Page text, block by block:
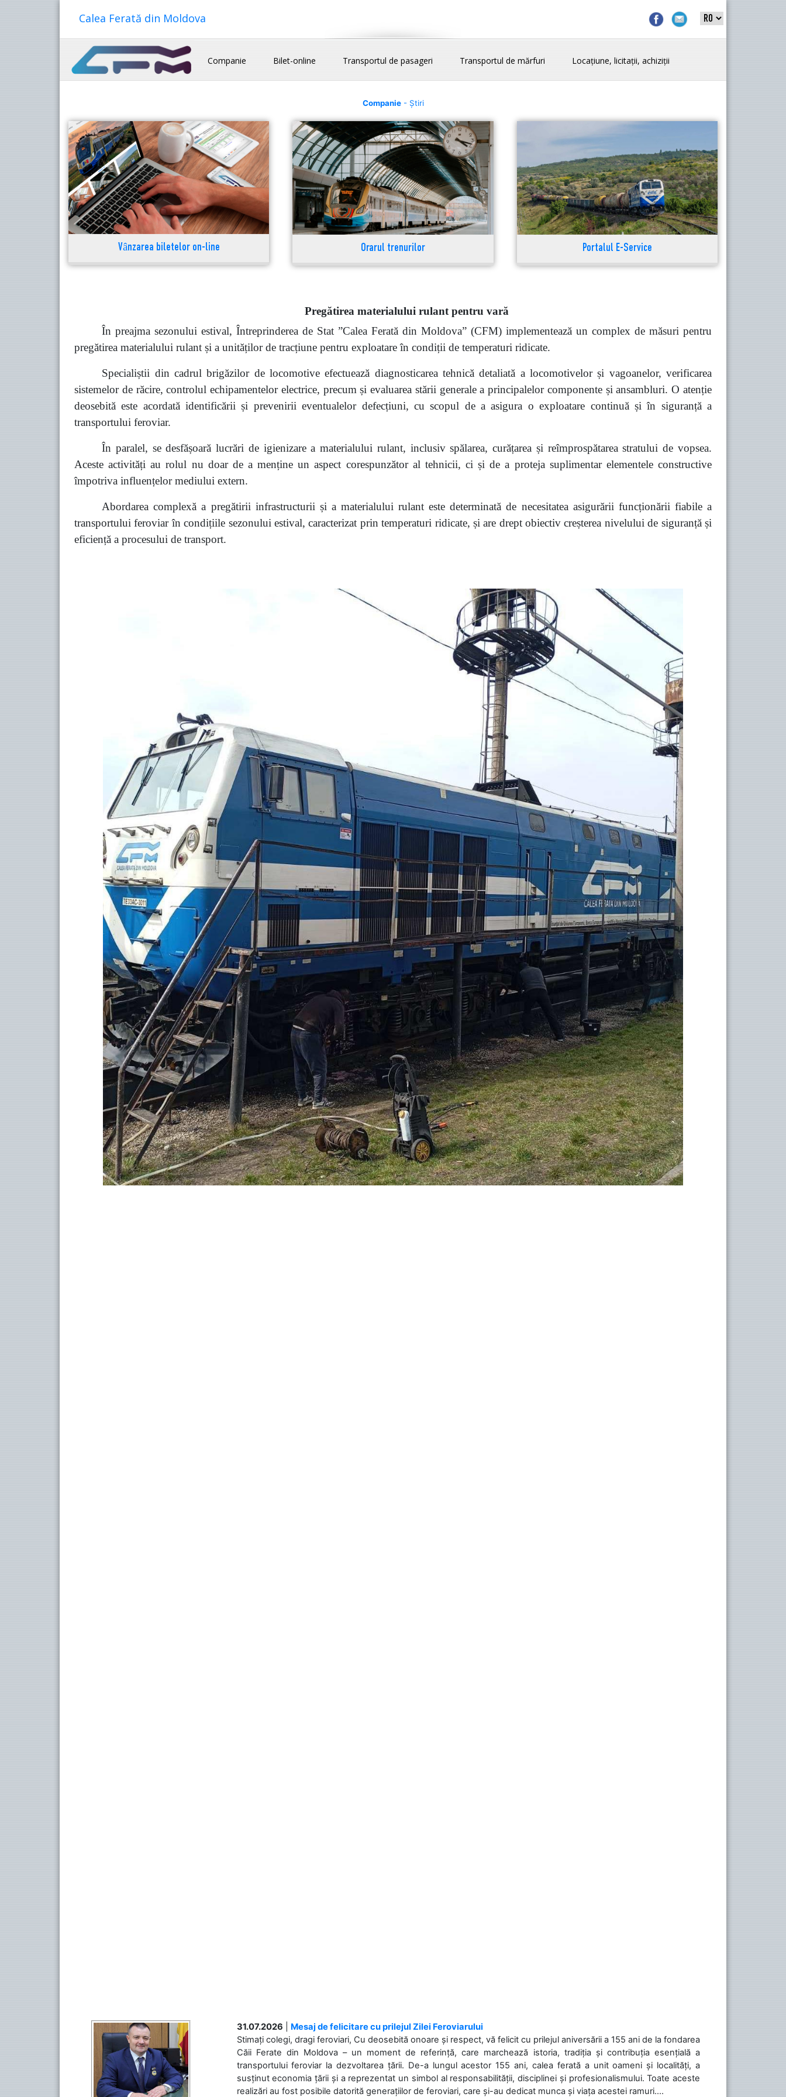
Calea Ferată din Moldova
Companie Bilet-online Transportul de pasageri Transportul de mărfuri Locațiune, licitații, achiziții
Companie- Știri
Vânzarea biletelor on-line Orarul trenurilor Portalul E-Service
Pregătirea materialului rulant pentru vară
În preajma sezonului estival, Întreprinderea de Stat ”Calea Ferată din Moldova” (CFM) implementează un complex de măsuri pentru
pregătirea materialului rulant și a unităților de tracțiune pentru exploatare în condiții de temperaturi ridicate.
Specialiștii din cadrul brigăzilor de locomotive efectuează diagnosticarea tehnică detaliată a locomotivelor și vagoanelor, verificarea
sistemelor de răcire, controlul echipamentelor electrice, precum și evaluarea stării generale a principalelor componente și ansambluri. O atenție
deosebită este acordată identificării și prevenirii eventualelor defecțiuni, cu scopul de a asigura o exploatare continuă și în siguranță a
transportului feroviar.
În paralel, se desfășoară lucrări de igienizare a materialului rulant, inclusiv spălarea, curățarea și reîmprospătarea stratului de vopsea.
Aceste activități au rolul nu doar de a menține un aspect corespunzător al tehnicii, ci și de a proteja suplimentar elementele constructive
împotriva influențelor mediului extern.
Abordareacomplexă a pregătirii infrastructurii și a materialului rulant este determinată de necesitatea asigurării funcționării fiabile a
transportului feroviar în condițiile sezonului estival, caracterizat prin temperaturi ridicate, și are drept obiectiv creșterea nivelului de siguranță și
eficiență a procesului de transport.
31.07.2026
Mesaj de felicitare cu prilejul Zilei Feroviarului
Stimați colegi, dragi feroviari, Cu deosebită onoare și respect, vă felicit cu prilejul aniversării a 155 ani de la fondarea
Căii Ferate din Moldova – un moment de referință, care marchează istoria, tradiția și contribuția esențială a
transportului feroviar la dezvoltarea țării. De-a lungul acestor 155 ani, calea ferată a unit oameni și localități, a
susținut economia țării și a reprezentat un simbol al responsabilității, disciplinei și profesionalismului. Toate aceste
realizări au fost posibile datorită generațiilor de feroviari, care și-au dedicat munca și viața acestei ramuri....